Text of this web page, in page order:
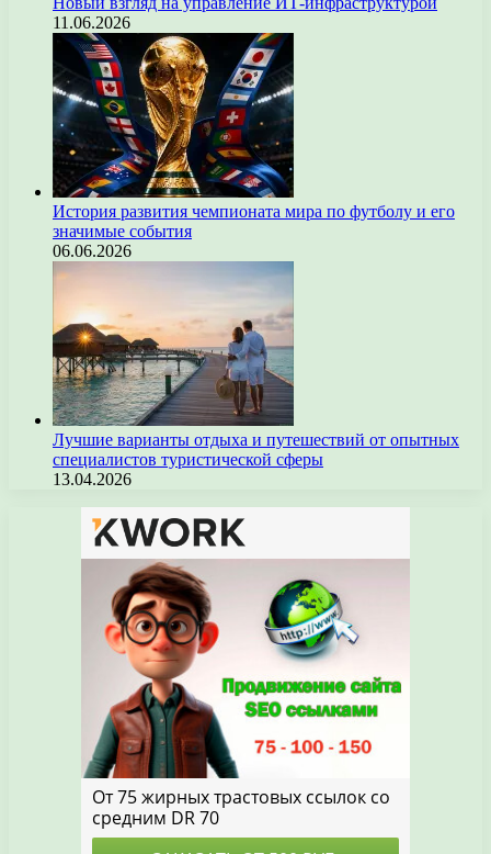
11.06.2026
История развития чемпионата мира по футболу и его
значимые события
06.06.2026
Лучшие варианты отдыха и путешествий от опытных
специалистов туристической сферы
13.04.2026